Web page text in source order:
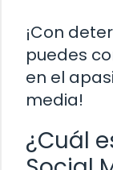
¡Con
puedes
en el
media!
¿Cuál